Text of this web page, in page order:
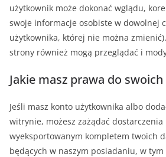
użytkownik może dokonać wglądu,
swoje informacje osobiste w dowolnej
użytkownika, której nie można
strony również mogą przeglądać i
Jakie masz prawa do
Jeśli masz konto użytkownika albo
witrynie, możesz zażądać dostarczenia
wyeksportowanym kompletem twoich
będących w naszym posiadaniu, w tym